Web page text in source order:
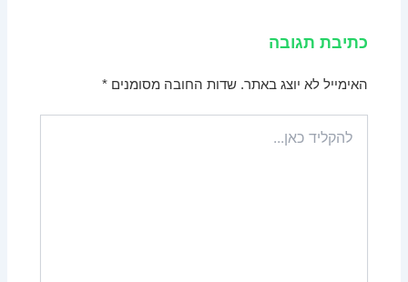
כתיבת תגובה
האימייל לא יוצג באתר. שדות החובה מסומנים*
כאן...